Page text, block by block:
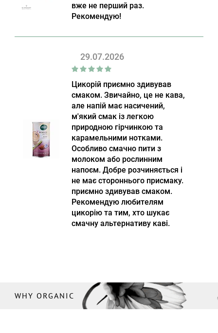
вже не перший раз.
Рекомендую!
29.07.2026
Цикорій приємно здивував
смаком. Звичайно, це не кава,
але напій має насичений,
м'який смак із легкою
природною гірчинкою та
карамельними нотками.
Особливо смачно пити з
молоком або рослинним
напоєм. Добре розчиняється і
не має стороннього присмаку.
приємно здивував смаком.
Рекомендую любителям
цикорію та тим, хто шукає
смачну альтернативу каві.
WHY ORGANIC